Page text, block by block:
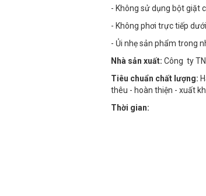
- Không sử dụng bột giặt
- Không phơi trực tiếp
- Ủi nhẹ sản phẩm trong
Nhà sản xuất: Công ty
Tiêu chuẩn chất lượng:
thêu - hoàn thiện - xuất
Thời gian: